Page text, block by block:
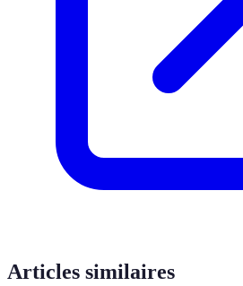
Articles similaires